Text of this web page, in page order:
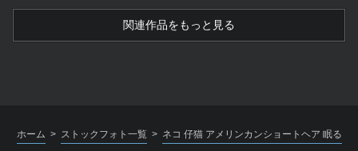
関連作品をもっと見る
ホーム > ストックフォト一覧 > ネコ 仔猫 アメリンカンショートヘア 眠る